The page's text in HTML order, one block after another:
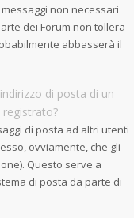
non necessari
dei Forum non tollera
abbasserà il
di posta di un
di posta ad altri utenti
ovviamente, che gli
Questo serve a
di posta da parte di